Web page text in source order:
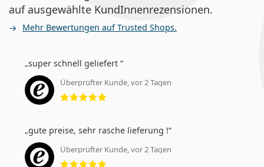
auf ausgewählte KundInnenrezensionen.
Mehr Bewertungen auf Trusted Shops.
super schnell geliefert
Überprüfter Kunde, vor 2 Tagen
Bewertung 5 aus 5
gute preise, sehr rasche lieferung !
Überprüfter Kunde, vor 2 Tagen
Bewertung 5 aus 5